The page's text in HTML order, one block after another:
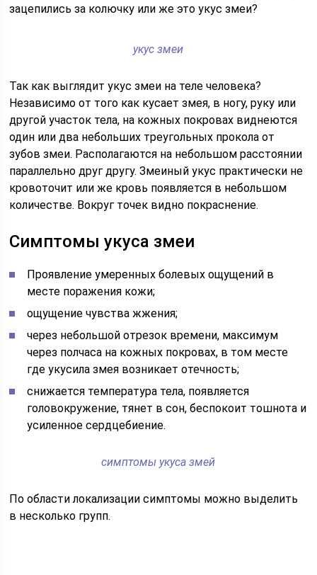
зацепились за колючку или же это укус змеи?
укус змеи
Так как выглядит укус змеи на теле человека?
Независимо от того как кусает змея, в ногу, руку или
другой участок тела, на кожных покровах виднеются
один или два небольших треугольных прокола от
зубов змеи. Располагаются на небольшом расстоянии
параллельно друг другу. Змеиный укус практически не
кровоточит или же кровь появляется в небольшом
количестве. Вокруг точек видно покраснение.
Симптомы укуса змеи
Проявление умеренных болевых ощущений в
месте поражения кожи;
ощущение чувства жжения;
через небольшой отрезок времени, максимум
через полчаса на кожных покровах, в том месте
где укусила змея возникает отечность;
снижается температура тела, появляется
головокружение, тянет в сон, беспокоит тошнота и
усиленное сердцебиение.
симптомы укуса змей
По области локализации симптомы можно выделить
в несколько групп.